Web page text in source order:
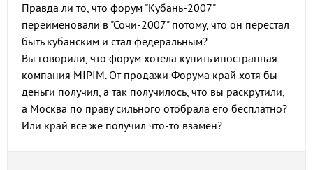
Правда ли то, что форум "Кубань-2007"
переименовали в "Сочи-2007" потому, что он перестал
быть кубанским и стал федеральным?
Вы говорили, что форум хотела купить иностранная
компания MIPIM. От продажи Форума край хотя бы
деньги получил, а так получилось, что вы раскрутили,
а Москва по праву сильного отобрала его бесплатно?
Или край все же получил что-то взамен?